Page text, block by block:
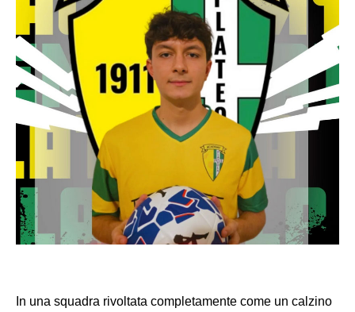
In una squadra rivoltata completamente come un calzino